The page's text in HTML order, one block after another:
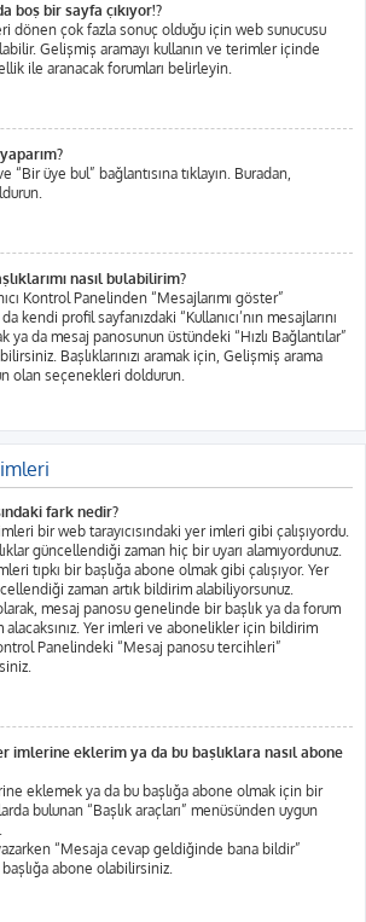
boş bir sayfa çıkıyor!?
dönen çok fazla sonuç olduğu için web sunucusu
Gelişmiş aramayı kullanın ve terimler içinde
ile aranacak forumları belirleyin.
“Bir üye bul” bağlantısına tıklayın. Buradan,
nasıl bulabilirim?
Kontrol Panelinden “Mesajlarımı göster”
kendi profil sayfanızdaki “Kullanıcı’nın mesajlarını
ya da mesaj panosunun üstündeki “Hızlı Bağlantılar”
Başlıklarınızı aramak için, Gelişmiş arama
olan seçenekleri doldurun.
fark nedir?
bir web tarayıcısındaki yer imleri gibi çalışıyordu.
güncellendiği zaman hiç bir uyarı alamıyordunuz.
tıpkı bir başlığa abone olmak gibi çalışıyor. Yer
zaman artık bildirim alabiliyorsunuz.
mesaj panosu genelinde bir başlık ya da forum
Yer imleri ve abonelikler için bildirim
Panelindeki “Mesaj panosu tercihleri”
imlerine eklerim ya da bu başlıklara nasıl abone
eklemek ya da bu başlığa abone olmak için bir
bulunan “Başlık araçları” menüsünden uygun
“Mesaja cevap geldiğinde bana bildir”
abone olabilirsiniz.